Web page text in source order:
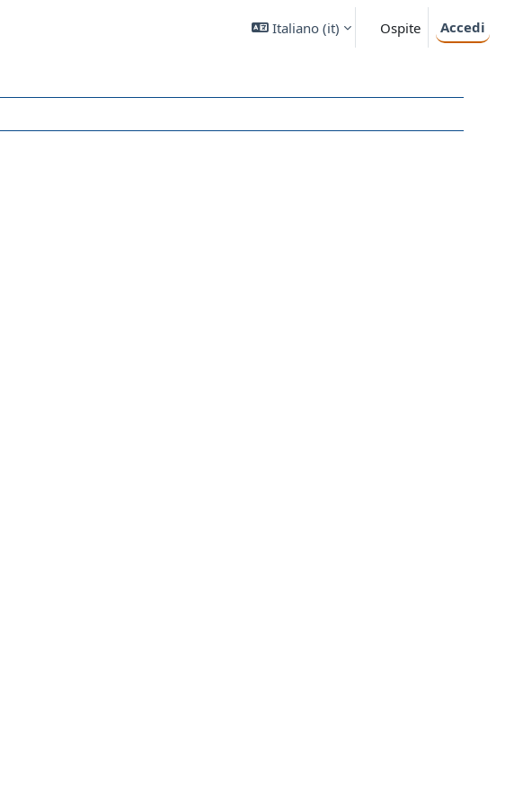
Italiano ‎(it)‎ Ospite Accedi